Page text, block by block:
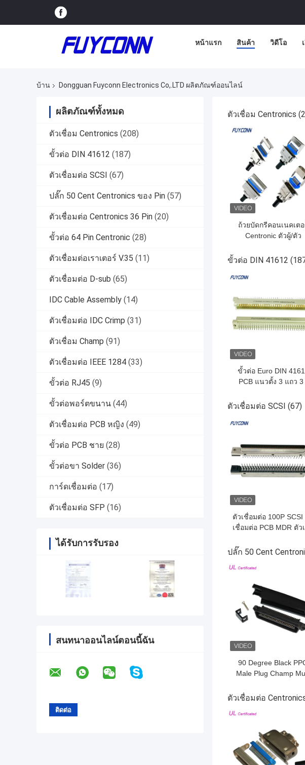
หน้าแรก สินค้า วิดีโอ
บ้าน Dongguan Fuyconn Electronics Co,.LTD ผลิตภัณฑ์ออนไลน์
ผลิตภัณฑ์ทั้งหมด
ตัวเชื่อม Centronics (208)
ขั้วต่อ DIN 41612 (187)
ตัวเชื่อมต่อ SCSI (67)
ปลั๊ก 50 Cent Centronics ของ Pin (57)
ตัวเชื่อมต่อ Centronics 36 Pin (20)
ขั้วต่อ 64 Pin Centronic (28)
ตัวเชื่อมต่อเราเตอร์ V.35 (11)
ตัวเชื่อมต่อ D-sub (65)
IDC Cable Assembly (14)
ตัวเชื่อมต่อ IDC Crimp (31)
ตัวเชื่อม Champ (91)
ตัวเชื่อมต่อ IEEE 1284 (33)
ขั้วต่อ RJ45 (9)
ขั้วต่อพอร์ตขนาน (44)
ตัวเชื่อมต่อ PCB หญิง (49)
ขั้วต่อ PCB ชาย (28)
ขั้วต่อขา Solder (36)
การ์ดเชื่อมต่อ (17)
ตัวเชื่อมต่อ SFP (16)
ได้รับการรับรอง
สนทนาออนไลน์ตอนนี้ฉัน
ตัวเชื่อม Centronics
ถ้วยบัดกรีคอนเนคเต
Centronic ตัวผู้/ตัว
พิทช์ 2.16 มม
ราคาถูกที่สุด
ขั้วต่อ DIN 41612
ขั้วต่อ Euro DIN
PCB แนวตั้ง 3 แถว 3
ราคาถูกที่สุด
ตัวเชื่อมต่อ SCSI (67)
ตัวเชื่อมต่อ 100P SCSI
เชื่อมต่อ PCB MDR ตัว
ราคาถูกที่สุด
ปลั๊ก 50 Cent
90 Degree Black
Male Plug Champ
Cable
ราคาถูกที่สุด
ตัวเชื่อมต่อ
ราคาถูกที่สุด